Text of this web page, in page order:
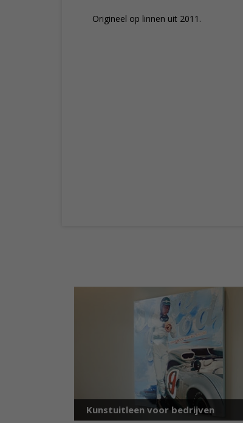
Origineel op linnen uit 2011.
Kunstuitleen voor bedrijven